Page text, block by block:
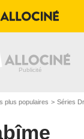
plus populaires Séries